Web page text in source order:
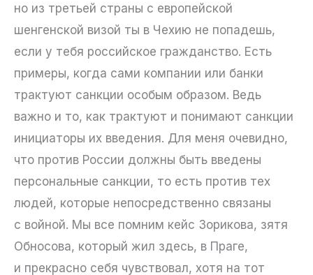
но из третьей страны с европейской
шенгенской визой ты в Чехию не попадешь,
если у тебя российское гражданство. Есть
примеры, когда сами компании или банки
трактуют санкции особым образом. Ведь
важно и то, как трактуют и понимают санкции
инициаторы их введения. Для меня очевидно,
что против России должны быть введены
персональные санкции, то есть против тех
людей, которые непосредственно связаны
с войной. Мы все помним кейс Зорикова, зятя
Обносова, который жил здесь, в Праге,
и прекрасно себя чувствовал, хотя на тот